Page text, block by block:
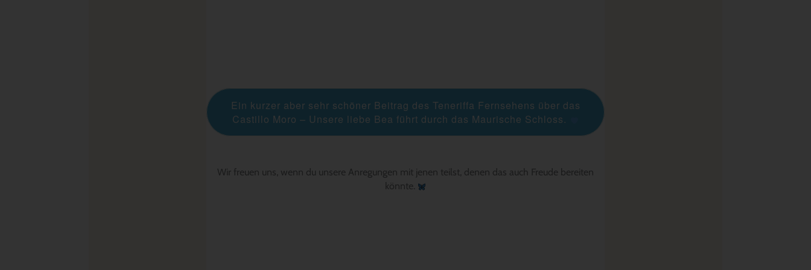
Ein kurzer aber sehr schöner Beitrag des Teneriffa Fernsehens über das
Castillo Moro – Unsere liebe Bea führt durch das Maurische Schloss.
Wir freuen uns, wenn du unsere Anregungen mit jenen teilst, denen das auch Freude bereiten
könnte.